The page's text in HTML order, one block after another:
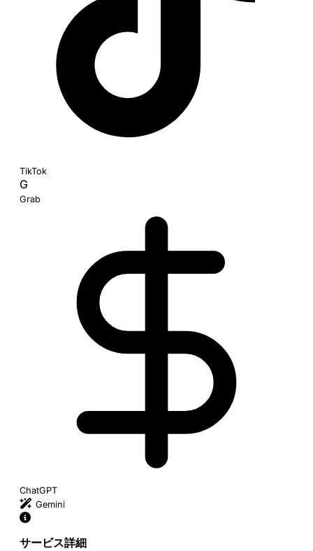
TikTok
G
Grab
ChatGPT
Gemini
サービス詳細